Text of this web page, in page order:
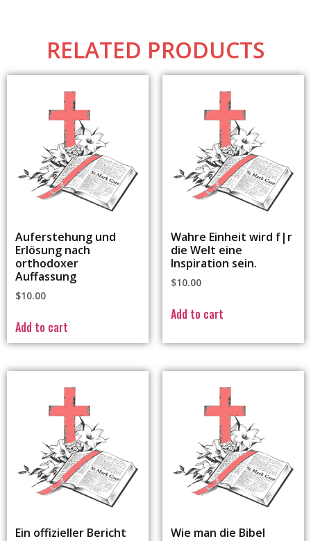
RELATED PRODUCTS
Auferstehung und
Erlösung nach
orthodoxer
Auffassung
$10.00
Add to cart
Wahre Einheit wird f|r
die Welt eine
Inspiration sein.
$10.00
Add to cart
Ein offizieller Bericht
Wie man die Bibel